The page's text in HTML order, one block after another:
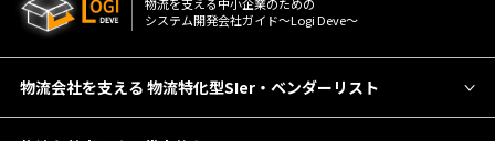
物流を⽀える中⼩企業のための
システム開発会社ガイド〜Logi Deve〜
物流会社を支える 物流特化型SIer・ベンダーリスト